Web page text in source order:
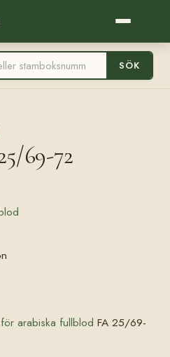
SÖK
69-72
arabiska fullblod FA 25/69-